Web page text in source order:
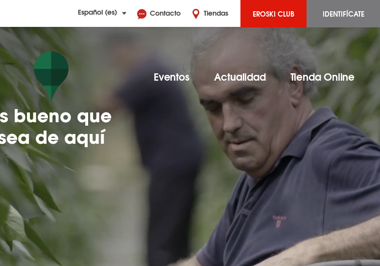
EROSKI CLUB IDENTIFÍCATE
Contacto Tiendas
Eventos Actualidad Tienda Online
bueno que
de aquí